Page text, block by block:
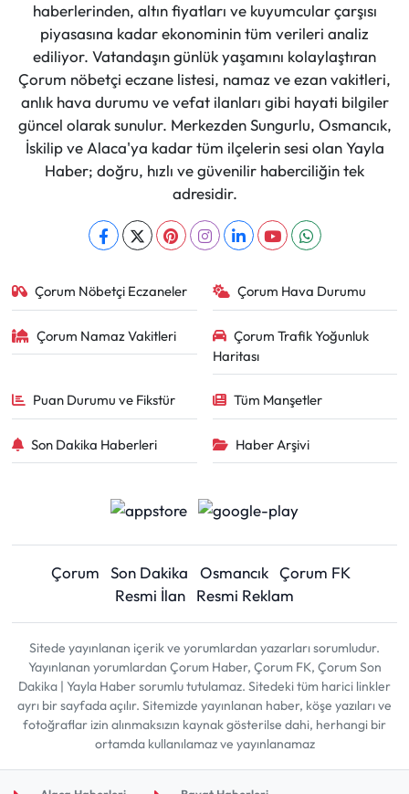
haberlerinden, altın fiyatları ve kuyumcular çarşısı
piyasasına kadar ekonominin tüm verileri analiz
ediliyor. Vatandaşın günlük yaşamını kolaylaştıran
Çorum nöbetçi eczane listesi, namaz ve ezan vakitleri,
anlık hava durumu ve vefat ilanları gibi hayati bilgiler
güncel olarak sunulur. Merkezden Sungurlu, Osmancık,
İskilip ve Alaca'ya kadar tüm ilçelerin sesi olan Yayla
Haber; doğru, hızlı ve güvenilir haberciliğin tek
adresidir.
Çorum Nöbetçi Eczaneler Çorum Hava Durumu
Çorum Namaz Vakitleri
Çorum Trafik Yoğunluk
Haritası
Puan Durumu ve Fikstür Tüm Manşetler
Son Dakika Haberleri Haber Arşivi
Çorum Son Dakika Osmancık Çorum FK
Resmi İlan
Resmi Reklam
Sitede yayınlanan içerik ve yorumlardan yazarları sorumludur.
Yayınlanan yorumlardan Çorum Haber, Çorum FK, Çorum Son
Dakika | Yayla Haber sorumlu tutulamaz. Sitedeki tüm harici linkler
ayrı bir sayfada açılır. Sitemizde yayınlanan haber, köşe yazıları ve
fotoğraflar izin alınmaksızın kaynak gösterilse dahi, herhangi bir
ortamda kullanılamaz ve yayınlanamaz